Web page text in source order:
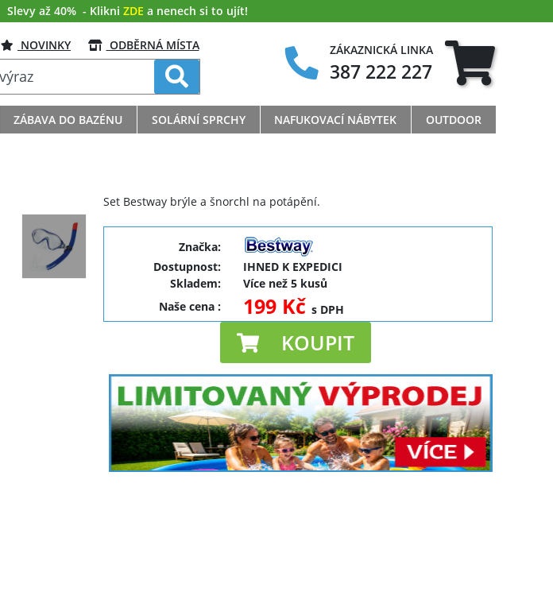
Slevy až 40% - Klikni ZDE a nenech si to ujít!
NOVINKY ODBĚRNÁ MÍSTA ZÁKAZNICKÁ LINKA
387 222 227
ZÁBAVA DO BAZÉNU SOLÁRNÍ SPRCHY NAFUKOVACÍ NÁBYTEK OUTDOOR
Set Bestway brýle a šnorchl na potápění.
Značka:
Dostupnost:
IHNED K EXPEDICI
Skladem:
Více než 5 kusů
Naše cena: 199 Kčs DPH
KOUPIT